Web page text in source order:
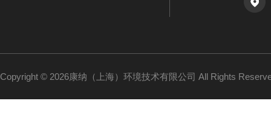
Copyright © 2026康纳（上海）环境技术有限公司 All Rights